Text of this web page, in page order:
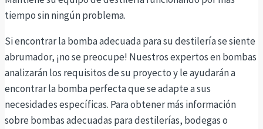
tiempo sin ningún problema.
Si encontrar la bomba adecuada para su destilería se siente
abrumador, ¡no se preocupe! Nuestros expertos en bombas
analizarán los requisitos de su proyecto y le ayudarán a
encontrar la bomba perfecta que se adapte a sus
necesidades específicas. Para obtener más información
sobre bombas adecuadas para destilerías, bodegas o